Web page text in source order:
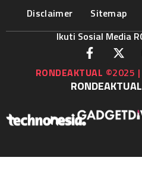
Disclaimer
Sitemap
Ikuti Sosial Media
RONDEAKTUAL ©2025